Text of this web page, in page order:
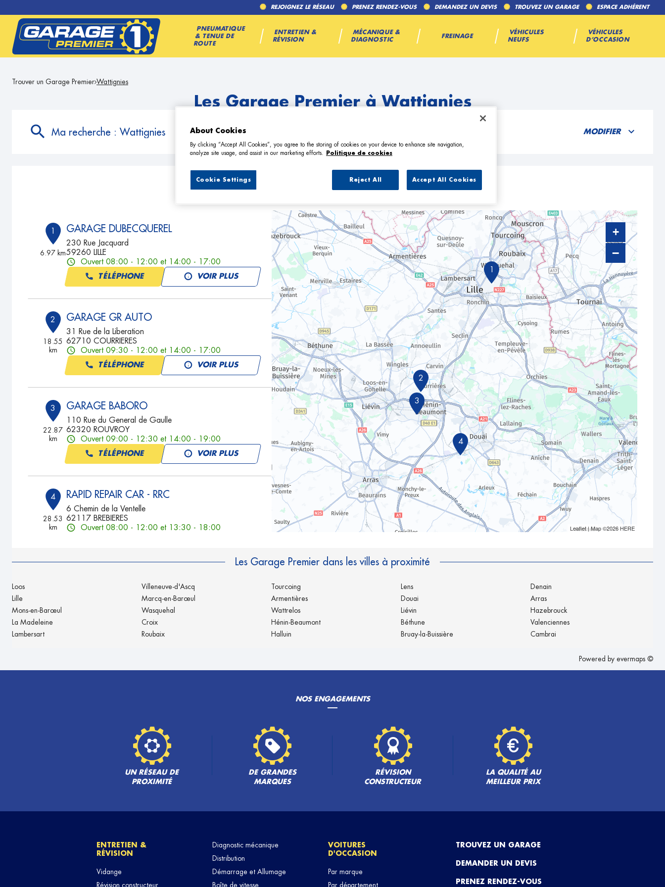
REJOIGNEZ LE RÉSEAU PRENEZ RENDEZ-VOUS DEMANDEZ UN DEVIS TROUVEZ UN GARAGE ESPACE ADHÉRENT
PNEUMATIQUE
& TENUE DE
ROUTE
ENTRETIEN &
RÉVISION
MÉCANIQUE &
DIAGNOSTIC
FREINAGE
VÉHICULES
NEUFS
VÉHICULES
D’OCCASION
Trouver un Garage Premier Wattignies
Les Garage Premier à Wattignies
Ma recherche : Wattignies MODIFIER
4 Garage Premier à Wattignies
1
6.97 km
GARAGE DUBECQUEREL
230 Rue Jacquard
59260 LILLE
Ouvert 08:00 - 12:00 et 14:00 - 17:00
TÉLÉPHONE VOIR PLUS
2
18.55
km
GARAGE GR AUTO
31 Rue de la Liberation
62710 COURRIERES
Ouvert 09:30 - 12:00 et 14:00 - 17:00
TÉLÉPHONE VOIR PLUS
3
22.87
km
GARAGE BABORO
110 Rue du General de Gaulle
62320 ROUVROY
Ouvert 09:00 - 12:30 et 14:00 - 19:00
TÉLÉPHONE VOIR PLUS
4
28.53
km
RAPID REPAIR CAR - RRC
6 Chemin de la Ventelle
62117 BREBIERES
Ouvert 08:00 - 12:00 et 13:30 - 18:00
1
4
3
2
+
−
Leaflet| Map ©2026 HERE
Les Garage Premier dans les villes à proximité
Loos
Lille
Mons-en-Barœul
La Madeleine
Lambersart
Villeneuve-d'Ascq
Marcq-en-Barœul
Wasquehal
Croix
Roubaix
Tourcoing
Armentières
Wattrelos
Hénin-Beaumont
Halluin
Lens
Douai
Liévin
Béthune
Bruay-la-Buissière
Denain
Arras
Hazebrouck
Valenciennes
Cambrai
Powered by evermaps ©
NOS ENGAGEMENTS
UN RÉSEAU DE
PROXIMITÉ
DE GRANDES
MARQUES
RÉVISION
CONSTRUCTEUR
LA QUALITÉ AU
MEILLEUR PRIX
ENTRETIEN &
RÉVISION
Vidange
Révision constructeur
Diagnostic mécanique
Distribution
Démarrage et Allumage
Boîte de vitesse
VOITURES
D'OCCASION
Par marque
Par département
TROUVEZ UN GARAGE
DEMANDER UN DEVIS
PRENEZ RENDEZ-VOUS
About Cookies
By clicking “Accept All Cookies”, you agree to the storing of cookies on your device to enhance site navigation,
analyze site usage, and assist in our marketing efforts.
Politique de cookies
Reject All Accept All Cookies
Cookie Settings